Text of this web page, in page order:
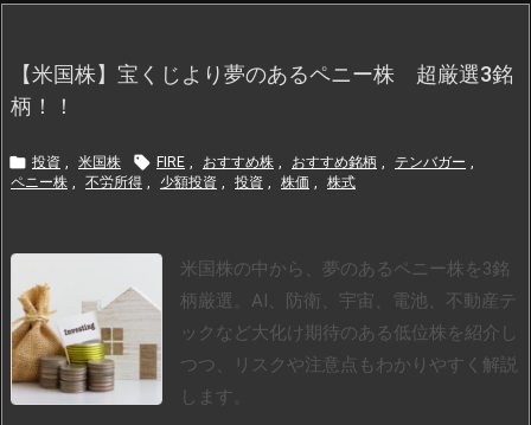
【米国株】宝くじより夢のあるペニー株 超厳選3銘
柄！！
 投資 , 米国株  FIRE , おすすめ株 , おすすめ銘柄 , テンバガー ,
ペニー株 , 不労所得 , 少額投資 , 投資 , 株価 , 株式
米国株の中から、夢のあるペニー株を3銘
柄厳選。AI、防衛、宇宙、電池、不動産テ
ックなど大化け期待のある低位株を紹介し
つつ、リスクや注意点もわかりやすく解説
します。